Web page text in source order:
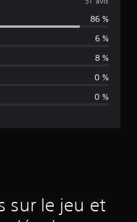
y
e
n
n
d
a
86 %
6 %
8 %
0 %
0 %
sur le jeu et